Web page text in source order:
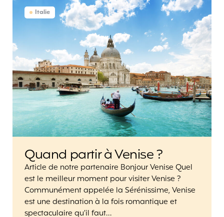
Italie
Quand partir à Venise ?
Article de notre partenaire Bonjour Venise Quel
est le meilleur moment pour visiter Venise ?
Communément appelée la Sérénissime, Venise
est une destination à la fois romantique et
spectaculaire qu’il faut…